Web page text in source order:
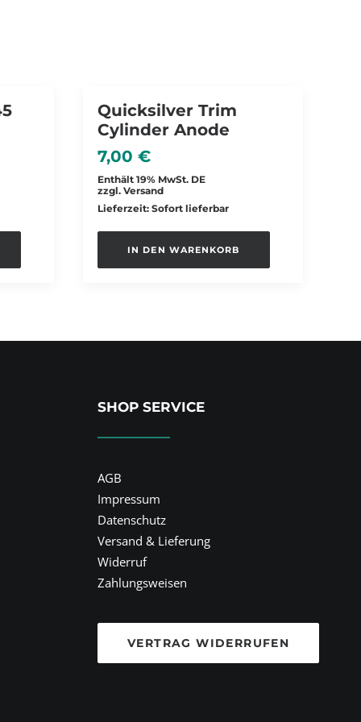
Quicksilver Trim
Cylinder Anode
7,00 €
Enthält 19% MwSt. DE
zzgl. Versand
Lieferzeit: Sofort lieferbar
IN DEN WARENKORB
SHOP SERVICE
AGB
Impressum
Datenschutz
Versand & Lieferung
Widerruf
Zahlungsweisen
VERTRAG WIDERRUFEN